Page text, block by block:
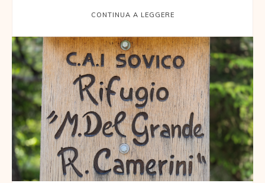
CONTINUA A LEGGERE